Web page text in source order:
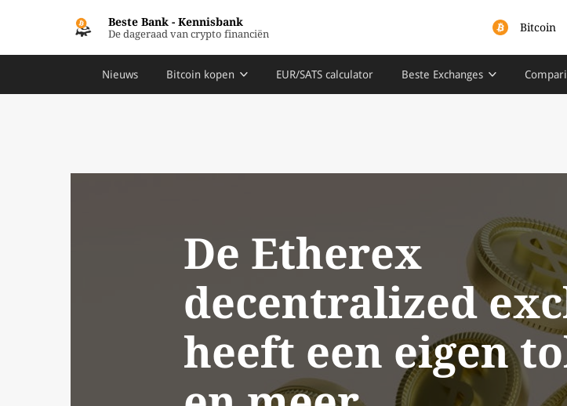
Beste Bank - Kennisbank
De dageraad van crypto financiën Bitcoin
Nieuws Bitcoin kopen EUR/SATS calculator Beste Exchanges
De Etherex
decentralized
heeft een eigen